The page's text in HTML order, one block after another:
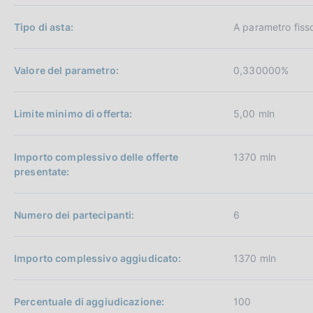
Tipo di asta: A parametro
Valore del parametro: 0,330000%
Limite minimo di offerta: 5,00 mln
Importo complessivo delle offerte
presentate:
1370 mln
Numero dei partecipanti: 6
Importo complessivo aggiudicato: 1370 mln
Percentuale di aggiudicazione: 100